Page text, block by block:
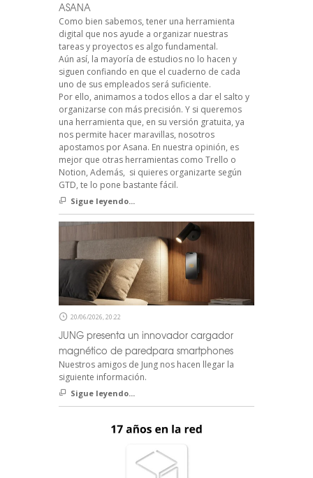
ASANA
Como bien sabemos, tener una herramienta
digital que nos ayude a organizar nuestras
tareas y proyectos es algo fundamental.
Aún así, la mayoría de estudios no lo hacen y
siguen confiando en que el cuaderno de cada
uno de sus empleados será suficiente.
Por ello, animamos a todos ellos a dar el salto y
organizarse con más precisión. Y si queremos
una herramienta que, en su versión gratuita, ya
nos permite hacer maravillas, nosotros
apostamos por Asana. En nuestra opinión, es
mejor que otras herramientas como Trello o
Notion, Además, si quieres organizarte según
GTD, te lo pone bastante fácil.
Sigue leyendo...
20/06/2026, 20:22
JUNG presenta un innovador cargador
magnético de paredpara smartphones
Nuestros amigos de Jung nos hacen llegar la
siguiente información.
Sigue leyendo...